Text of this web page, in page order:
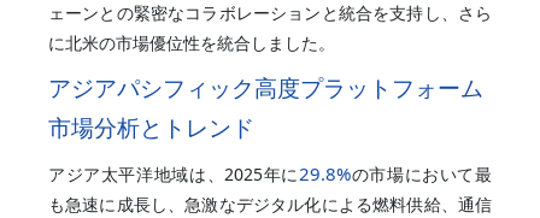
ェーンとの緊密なコラボレーションと統合を支持し、さら
に北米の市場優位性を統合しました。
アジアパシフィック高度プラットフォーム
市場分析とトレンド
アジア太平洋地域は、2025年に29.8%の市場において最
も急速に成長し、急激なデジタル化による燃料供給、通信